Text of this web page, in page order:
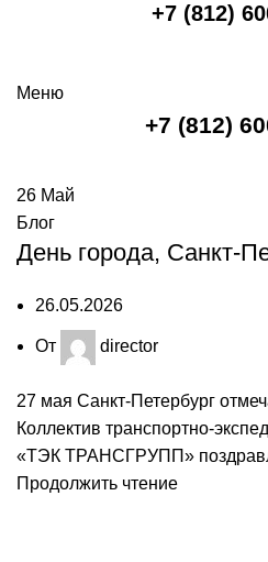
+7 (812)
Меню
+7 (812)
26 Май
Блог
День города, Санкт-
26.05.2026
От director
27 мая Санкт-Петербург
Коллектив транспортно-
«ТЭК ТРАНСГРУПП»
Продолжить чтение